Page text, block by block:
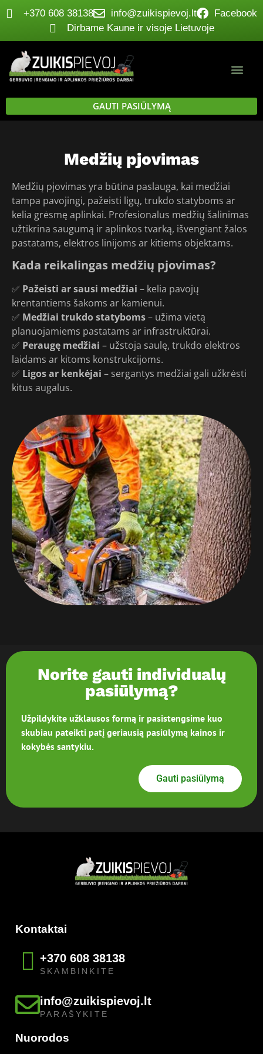
+370 608 38138 info@zuikispievoj.lt
Facebook
Dirbame Kaune ir visoje Lietuvoje
GAUTI PASIŪLYMĄ
Medžių pjovimas
Medžių pjovimas yra būtina paslauga, kai medžiai
tampa pavojingi, pažeisti ligų, trukdo statyboms ar
kelia grėsmę aplinkai. Profesionalus medžių šalinimas
užtikrina saugumą ir aplinkos tvarką, išvengiant žalos
pastatams, elektros linijoms ar kitiems objektams.
Kada reikalingas medžių pjovimas?
✅ Pažeisti ar sausi medžiai – kelia pavojų
krentantiems šakoms ar kamienui.
✅ Medžiai trukdo statyboms– užima vietą
planuojamiems pastatams ar infrastruktūrai.
✅ Peraugę medžiai – užstoja saulę, trukdo elektros
laidams ar kitoms konstrukcijoms.
✅ Ligos ar kenkėjai – sergantys medžiai gali užkrėsti
kitus augalus.
Norite gauti individualų
pasiūlymą?
Užpildykite užklausos formą ir pasistengsime kuo
skubiau pateikti patį geriausią pasiūlymą kainos ir
kokybės santykiu.
Gauti pasiūlymą
Kontaktai
+370 608 38138
SKAMBINKITE
info@zuikispievoj.lt
PARAŠYKITE
Nuorodos